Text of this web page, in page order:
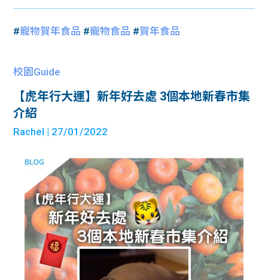
#寵物賀年食品 #寵物食品 #賀年食品
校園Guide
【虎年行大運】新年好去處 3個本地新春市集
介紹
Rachel | 27/01/2022